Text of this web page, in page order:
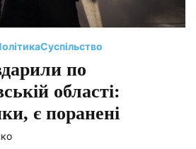
Суспільство
по
області:
є поранені